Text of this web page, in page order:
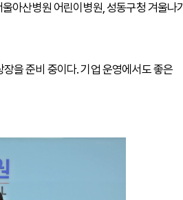
아산병원 어린이병원, 성동구청 겨울나기
을 준비 중이다. 기업 운영에서도 좋은